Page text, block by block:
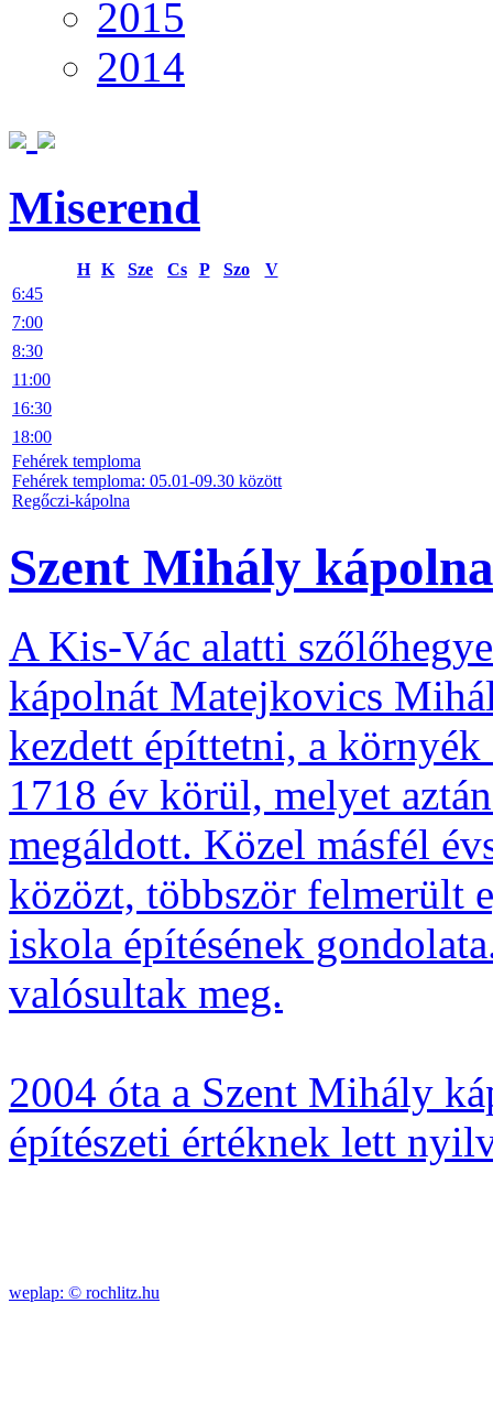
2015
2014
Miserend
H K Sze Cs P Szo
V
6:45
7:00
8:30
11:00
16:30
18:00
Fehérek temploma
Fehérek temploma: 05.01-09.30 között
Regőczi-kápolna
Szent Mihály kápolna
A Kis-Vác alatti
kápolnát Matejkovics
kezdett építtetni, a
1718 év körül, melyet
megáldott. Közel másfél
közözt, többször felmerült
iskola építésének
valósultak meg.
2004 óta a Szent Mihály
építészeti értéknek lett
weplap: © rochlitz.hu